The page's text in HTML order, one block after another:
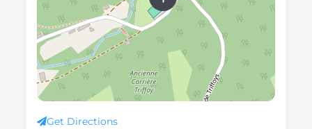
Get Directions